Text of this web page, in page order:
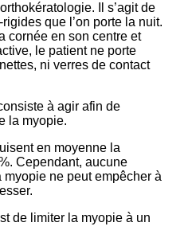
Il s’agit de
que l’on porte la nuit.
cornée en son centre et
le patient ne porte
ni verres de contact
à agir afin de
la myopie.
en moyenne la
Cependant, aucune
ne peut empêcher à
de limiter la myopie à un